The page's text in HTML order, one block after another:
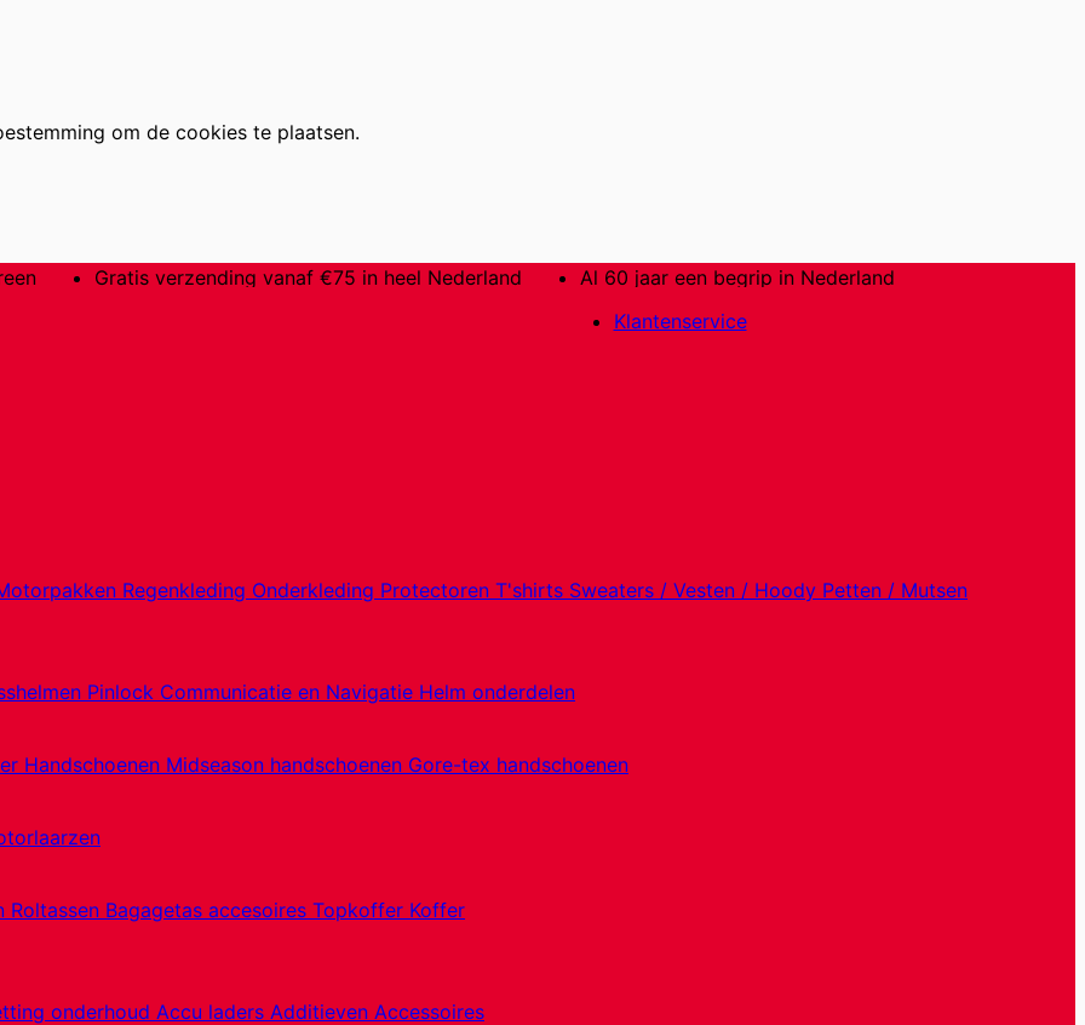
om de cookies te plaatsen.
Gratis verzending vanaf €75 in heel Nederland
Al 60 jaar een begrip in Nederland
Klantenservice
Regenkleding Onderkleding Protectoren T'shirts Sweaters / Vesten / Hoody Petten / Mutsen
Pinlock Communicatie en Navigatie Helm onderdelen
Handschoenen Midseason handschoenen Gore-tex handschoenen
Roltassen Bagagetas accesoires Topkoffer Koffer
onderhoud Accu laders Additieven Accessoires